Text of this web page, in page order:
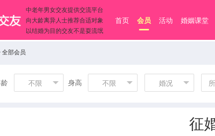
中老年男女交友提供交流平台
向大龄离异人士推荐合适对象
以结婚为目的交友不是耍流氓
首页 会员 活动 婚姻课堂
全部会员
不限 身高 不限 婚况
征